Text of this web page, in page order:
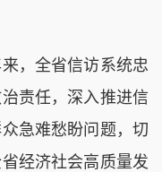
，全省信访系统忠
责任，深入推进信
急难愁盼问题，切
经济社会高质量发